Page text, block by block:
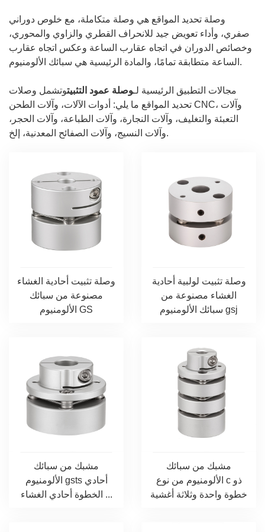
وصلة تحديد المواقع هي وصلة متكاملة، مع خلوص دوراني
صفري، وأداء تعويض جيد للانحراف القطري والزاوي والمحوري،
وخصائص الدوران في اتجاه عقارب الساعة وعكس اتجاه عقارب
الساعة متطابقة تمامًا، والمادة الرئيسية هي سبائك الألومنيوم.
مجالات التطبيق الرئيسية لـوصلة عمود التثبيتوتشمل وصلات
تحديد المواقع ما يلي: أدوات الآلات، وآلات الطحن CNC، وآلات
التعبئة والتغليف، وآلات النجارة، وآلات الطباعة، وآلات الحجر،
وآلات النسيج، وآلات الصفائح المعدنية، إلخ.
وصلة تثبيت أحادية الغشاء
مصنوعة من سبائك
الألومنيوم GS
وصلة تثبيت لولبية أحادية
الغشاء مصنوعة من
سبائك الألومنيوم gsj
مشبك من سبائك
الألومنيوم gsts أحادي
الخطوة أحادي الغشاء ...
مشبك من سبائك
الألومنيوم من نوع c ذو
خطوة واحدة وثلاثة أغشية